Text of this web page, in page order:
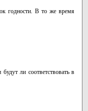
годности. В то же время
ли соответствовать в